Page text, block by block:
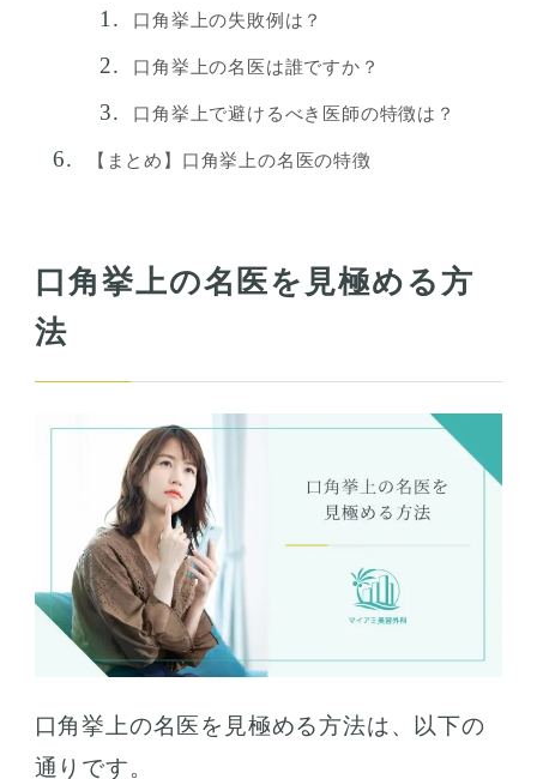
口角挙上の失敗例は？
口角挙上の名医は誰ですか？
口角挙上で避けるべき医師の特徴は？
【まとめ】口角挙上の名医の特徴
口角挙上の名医を見極める方
法
口角挙上の名医を見極める方法は、以下の
通りです。